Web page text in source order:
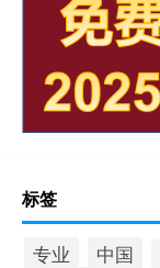
标签
专业 中国